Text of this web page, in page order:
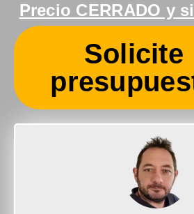
Precio CERRADO y
Solicite